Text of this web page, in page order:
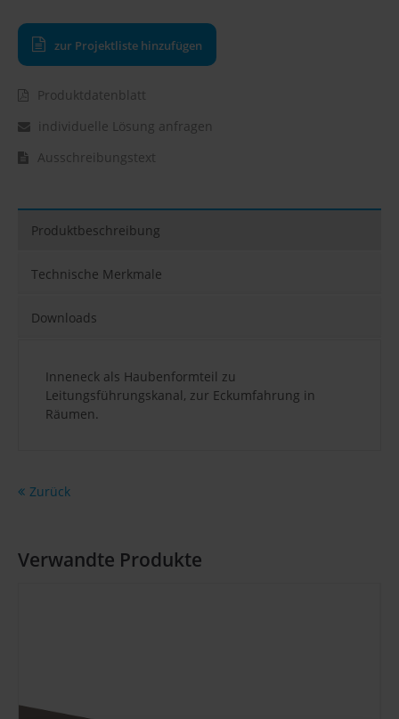
zur Projektliste hinzufügen
Produktdatenblatt
individuelle Lösung anfragen
Ausschreibungstext
Produktbeschreibung
Technische Merkmale
Downloads
Inneneck als Haubenformteil zu
Leitungsführungskanal, zur Eckumfahrung in
Räumen.
Zurück
Verwandte Produkte